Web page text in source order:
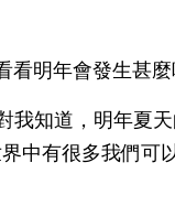
看明年會發生甚麼
我知道，明年
中有很多我們可